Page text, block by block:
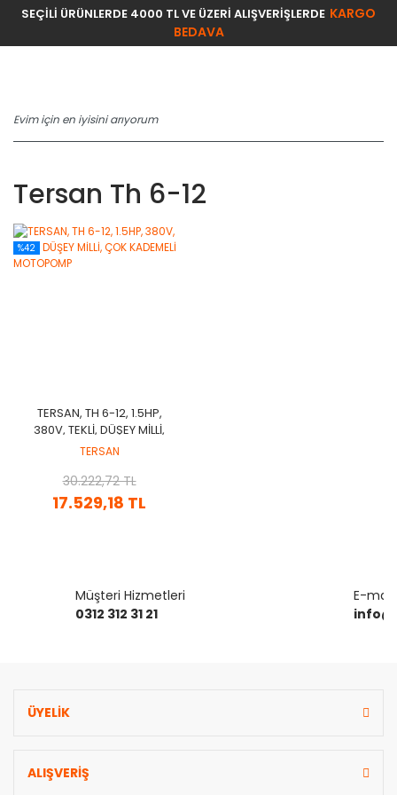
SEÇİLİ ÜRÜNLERDE 4000 TL VE ÜZERİ ALIŞVERİŞLERDE KARGO
BEDAVA
Tersan Th 6-12
%42
TERSAN, TH 6-12, 1.5HP,
380V, TEKLİ, DÜŞEY MİLLİ,
ÇOK KADEMELİ MOTOPOMP
TERSAN
17.529,18 TL
30.222,72 TL
Müşteri Hizmetleri
0312 312 31 21
E-mail
ÜYELİK
ALIŞVERİŞ